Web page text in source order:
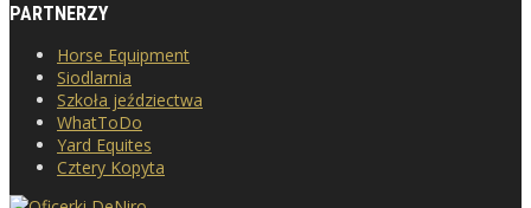
PARTNERZY
Horse Equipment
Siodlarnia
Szkoła jeździectwa
WhatToDo
Yard Equites
Cztery Kopyta